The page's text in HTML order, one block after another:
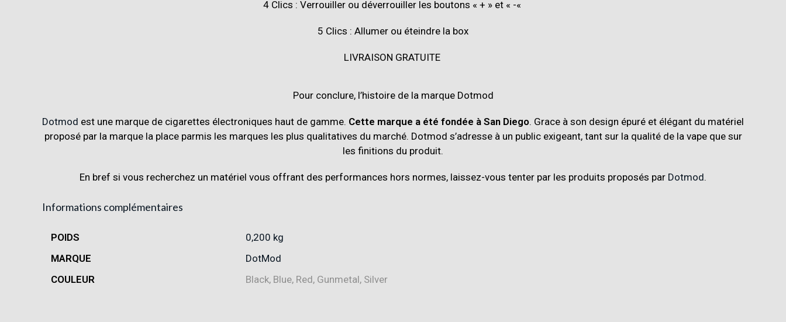
4 Clics : Verrouiller ou déverrouiller les boutons « + » et « -«
5 Clics : Allumer ou éteindre la box
LIVRAISON GRATUITE
Pour conclure, l’histoire de la marque Dotmod
Dotmod est une marque de cigarettes électroniques haut de gamme. Cette marque a été fondée à San Diego. Grace à son design épuré et élégant du matériel
proposé par la marque la place parmis les marques les plus qualitatives du marché. Dotmod s’adresse à un public exigeant, tant sur la qualité de la vape que sur
les finitions du produit.
En bref si vous recherchez un matériel vous offrant des performances hors normes, laissez-vous tenter par les produits proposés par Dotmod.
Informations complémentaires
POIDS
0,200 kg
MARQUE
DotMod
COULEUR
Black, Blue, Red, Gunmetal, Silver